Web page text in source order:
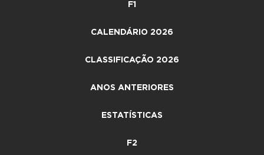
F1
CALENDÁRIO 2026
CLASSIFICAÇÃO 2026
ANOS ANTERIORES
ESTATÍSTICAS
F2